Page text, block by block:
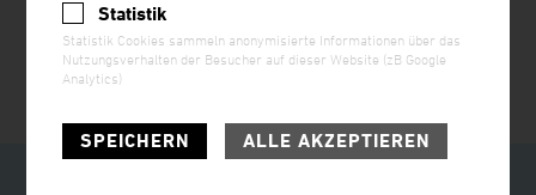
Statistik
Statistik Cookies sammeln anonymisierte Informationen über das
Nutzungsverhalten der Besucher auf dieser Website (zB Google
Analytics)
SPEICHERN ALLE AKZEPTIEREN